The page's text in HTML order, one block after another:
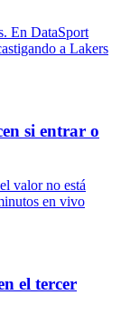
En DataSport
a Lakers
si entrar o
valor no está
en vivo
el tercer